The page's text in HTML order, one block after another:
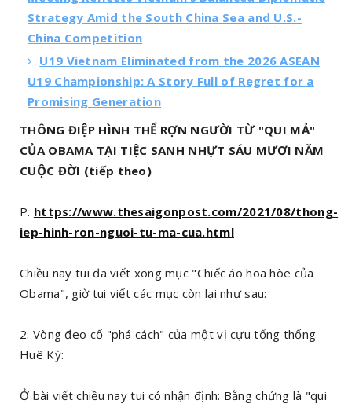
Strategy Amid the South China Sea and U.S.-
China Competition
U19 Vietnam Eliminated from the 2026 ASEAN
U19 Championship: A Story Full of Regret for a
Promising Generation
THÔNG ĐIỆP HÌNH THỂ RỢN NGƯỜI TỪ "QUI MẢ"
CỦA OBAMA TẠI TIỆC SANH NHỰT SÁU MƯƠI NĂM
CUỘC ĐỜI (tiếp theo)
P. https://www.thesaigonpost.com/2021/08/thong-
iep-hinh-ron-nguoi-tu-ma-cua.html
Chiều nay tui đã viết xong mục "Chiếc áo hoa hòe của
Obama", giờ tui viết các mục còn lại như sau:
2. Vòng đeo cổ "phá cách" của một vị cựu tổng thống
Huê Kỳ:
Ở bài viết chiều nay tui có nhận định: Bằng chứng là "qui